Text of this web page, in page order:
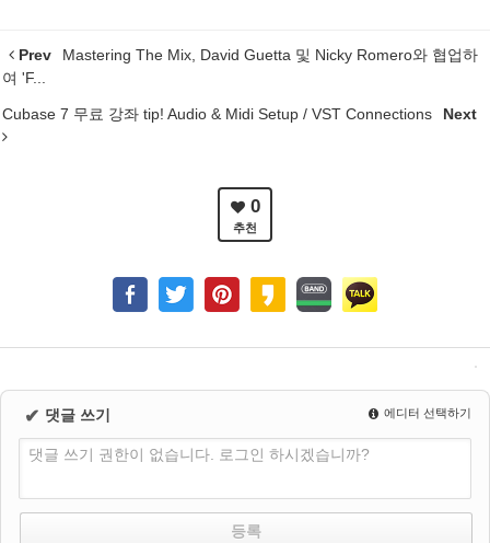
Prev
Mastering The Mix, David Guetta 및 Nicky Romero와 협업하
여 'F...
Cubase 7 무료 강좌 tip! Audio & Midi Setup / VST Connections Next
0
추천
✔ 댓글 쓰기 에디터 선택하기
댓글 쓰기 권한이 없습니다. 로그인 하시겠습니까?